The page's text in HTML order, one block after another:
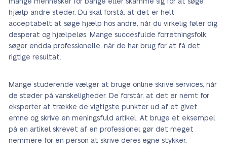
mange mennesker for bange eller skamme sig for at søge
hjælp andre steder. Du skal forstå, at det er helt
acceptabelt at søge hjælp hos andre, når du virkelig føler dig
desperat og hjælpeløs. Mange succesfulde forretningsfolk
søger endda professionelle, når de har brug for at få det
rigtige resultat.
Mange studerende vælger at bruge online skrive services, når
de støder på vanskeligheder. De forstår, at det er nemt for
eksperter at trække de vigtigste punkter ud af et givet
emne og skrive en meningsfuld artikel. At bruge et eksempel
på en artikel skrevet af en professionel gør det meget
nemmere for en person at skrive deres egne stykker.